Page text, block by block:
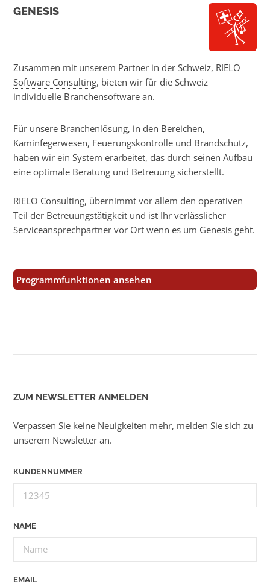
GENESIS
Zusammen mit unserem Partner in der Schweiz, RIELO
Software Consulting, bieten wir für die Schweiz
individuelle Branchensoftware an.
Für unsere Branchenlösung, in den Bereichen,
Kaminfegerwesen, Feuerungskontrolle und Brandschutz,
haben wir ein System erarbeitet, das durch seinen Aufbau
eine optimale Beratung und Betreuung sicherstellt.
RIELO Consulting, übernimmt vor allem den operativen
Teil der Betreuungstätigkeit und ist Ihr verlässlicher
Serviceansprechpartner vor Ort wenn es um Genesis geht.
Programmfunktionen ansehen
ZUM NEWSLETTER ANMELDEN
Verpassen Sie keine Neuigkeiten mehr, melden Sie sich zu
unserem Newsletter an.
KUNDENNUMMER
NAME
EMAIL